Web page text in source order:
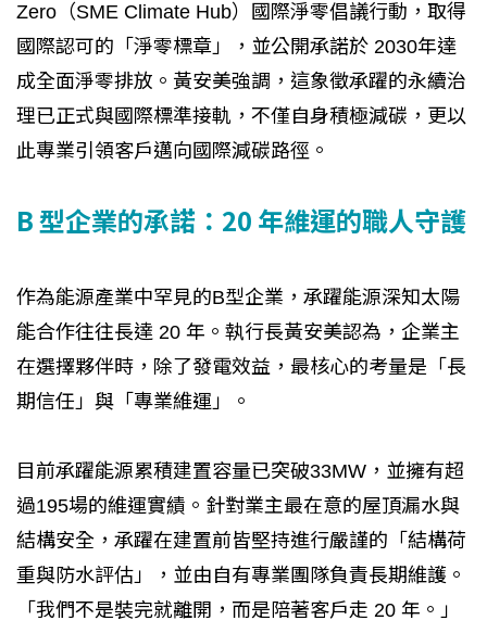
Zero（SME Climate Hub）國際淨零倡議行動，取得
國際認可的「淨零標章」，並公開承諾於 2030年達
成全面淨零排放。黃安美強調，這象徵承躍的永續治
理已正式與國際標準接軌，不僅自身積極減碳，更以
此專業引領客戶邁向國際減碳路徑。
B 型企業的承諾：20 年維運的職人守護
作為能源產業中罕見的B型企業，承躍能源深知太陽
能合作往往長達 20 年。執行長黃安美認為，企業主
在選擇夥伴時，除了發電效益，最核心的考量是「長
期信任」與「專業維運」。
目前承躍能源累積建置容量已突破33MW，並擁有超
過195場的維運實績。針對業主最在意的屋頂漏水與
結構安全，承躍在建置前皆堅持進行嚴謹的「結構荷
重與防水評估」，並由自有專業團隊負責長期維護。
「我們不是裝完就離開，而是陪著客戶走 20 年。」